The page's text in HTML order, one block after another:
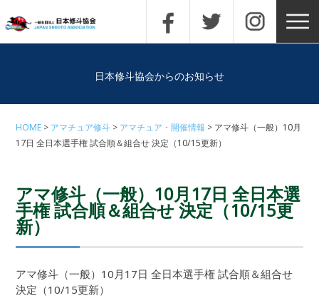
日本修斗協会からのお知らせ
HOME アマチュア修斗 アマチュア・開催情報
アマ修斗（一般）10月
17日 全日本選手権 試合順＆組合せ 決定（10/15更新）
アマ修斗（一般）10月17日 全日本選
手権 試合順＆組合せ 決定（10/15更
新）
アマ修斗（一般）10月17日 全日本選手権 試合順＆組合せ
決定（10/15更新）